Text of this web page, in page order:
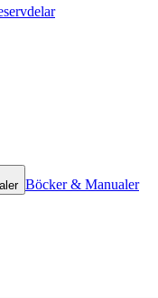
Böcker & Manualer